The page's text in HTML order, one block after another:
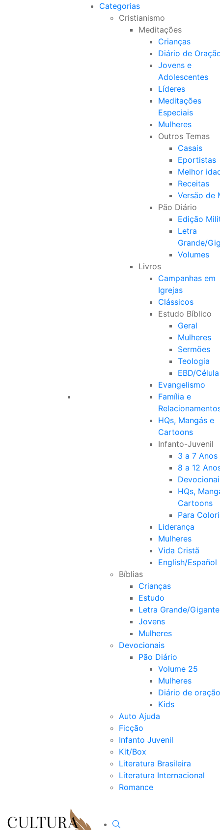
Categorias
Cristianismo
Meditações
Crianças
Diário de
Jovens e
Adolescentes
Líderes
Meditações
Especiais
Mulheres
Outros Temas
Casais
Eportistas
Melhor
Receitas
Versão de
Pão Diário
Edição
Letra
Grande/
Volumes
Livros
Campanhas em
Igrejas
Clássicos
Estudo Bíblico
Geral
Mulheres
Sermões
Teologia
EBD/Célula
Evangelismo
Família e
HQs, Mangás e
Cartoons
Infanto-Juvenil
3 a 7 Anos
8 a 12
HQs,
Cartoons
Para
Liderança
Mulheres
Vida Cristã
English/Español
Bíblias
Crianças
Estudo
Letra Grande/Gigante
Jovens
Mulheres
Devocionais
Pão Diário
Volume 25
Mulheres
Diário de oração
Kids
Auto Ajuda
Ficção
Infanto Juvenil
Kit/Box
Literatura Brasileira
Literatura Internacional
Romance